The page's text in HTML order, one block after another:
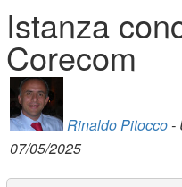
Istanza
Corecom
Rinaldo Pitocco-
07/05/2025